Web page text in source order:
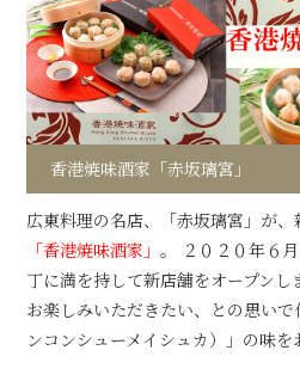
香港焼味酒家「赤坂璃宮」
広東料理の名店、「赤坂璃宮」が
「香港焼味酒家」。 ２０２０年６
丁に満を持して新店舗をオープン
お楽しみいただきたい、との思い
ンコンシューメイシュカ）」の味を